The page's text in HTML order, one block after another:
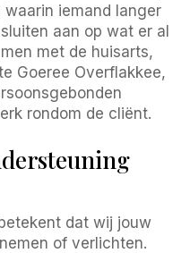
iemand langer
aan op wat er al
met de huisarts,
Goeree Overflakkee,
rondom de cliënt.
dat wij jouw
of verlichten.